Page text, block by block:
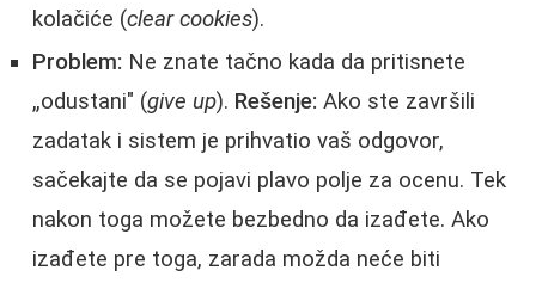
kolačiće (clear cookies).
Problem: Ne znate tačno kada da pritisnete
„odustani" (give up). Rešenje: Ako ste završili
zadatak i sistem je prihvatio vaš odgovor,
sačekajte da se pojavi plavo polje za ocenu. Tek
nakon toga možete bezbedno da izađete. Ako
izađete pre toga, zarada možda neće biti